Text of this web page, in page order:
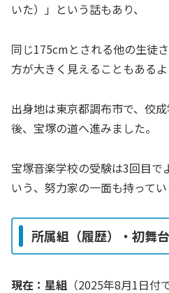
いた）」という話もあり、
同じ175cmとされる他の生徒
方が大きく見えることもあるよ
出身地は東京都調布市で、佼
後、宝塚の道へ進みました。
宝塚音楽学校の受験は3回目で
いう、努力家の一面も持ってい
所属組（履歴）・初舞
現在：星組 （2025年8月1日付